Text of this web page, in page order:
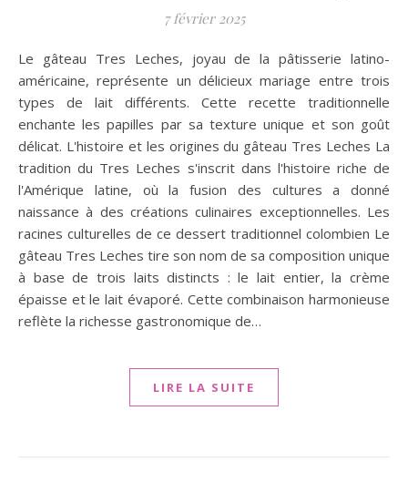
7 février 2025
Le gâteau Tres Leches, joyau de la pâtisserie latino-
américaine, représente un délicieux mariage entre trois
types de lait différents. Cette recette traditionnelle
enchante les papilles par sa texture unique et son goût
délicat. L'histoire et les origines du gâteau Tres Leches La
tradition du Tres Leches s'inscrit dans l'histoire riche de
l'Amérique latine, où la fusion des cultures a donné
naissance à des créations culinaires exceptionnelles. Les
racines culturelles de ce dessert traditionnel colombien Le
gâteau Tres Leches tire son nom de sa composition unique
à base de trois laits distincts : le lait entier, la crème
épaisse et le lait évaporé. Cette combinaison harmonieuse
reflète la richesse gastronomique de…
LIRE LA SUITE